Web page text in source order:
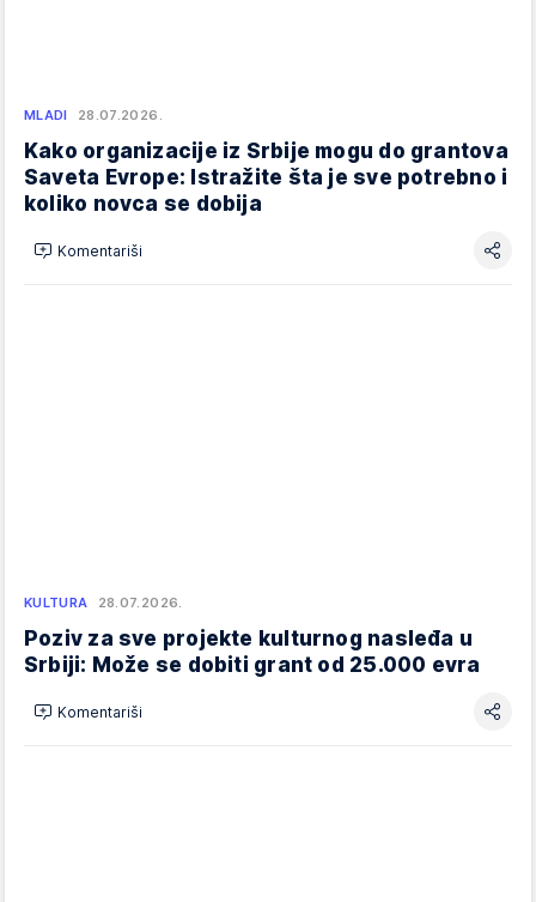
MLADI 28.07.2026.
Kako organizacije iz Srbije mogu do grantova
Saveta Evrope: Istražite šta je sve potrebno i
koliko novca se dobija
Komentariši
KULTURA 28.07.2026.
Poziv za sve projekte kulturnog nasleđa u
Srbiji: Može se dobiti grant od 25.000 evra
Komentariši